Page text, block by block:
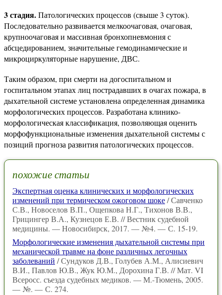
3 стадия.Патологических процессов (свыше 3 суток).
Последовательно развивается мелкоочаговая, очаговая,
крупноочаговая и массивная бронхопневмония с
абсцедированием, значительные гемодинамические и
микроциркуляторные нарушение, ДВС.
Таким образом, при смерти на догоспитальном и
госпитальном этапах лиц пострадавших в очагах пожара, в
дыхательной системе установлена определенная динамика
морфологических процессов. Разработана клинико-
морфологическая классификация, позволяющая оценить
морфофункциональные изменения дыхательной системы с
позиций прогноза развития патологических процессов.
похожие статьи
Экспертная оценка клинических и морфологических
изменений при термическом ожоговом шоке/ Савченко
С.В., Новоселов В.П., Ощепкова Н.Г., Тихонов В.В.,
Грицингер В.А., Кузнецов Е.В. // Вестник судебной
медицины. — Новосибирск, 2017. — №4. — С. 15-19.
Морфологические изменения дыхательной системы при
механической травме на фоне различных легочных
заболеваний / Сундуков Д.В., Голубев А.М., Алисиевич
В.И., Павлов Ю.В., Жук Ю.М., Дорохина Г.В. // Мат. VI
Всеросс. съезда судебных медиков. — М.-Тюмень, 2005.
— №. — С. 274.